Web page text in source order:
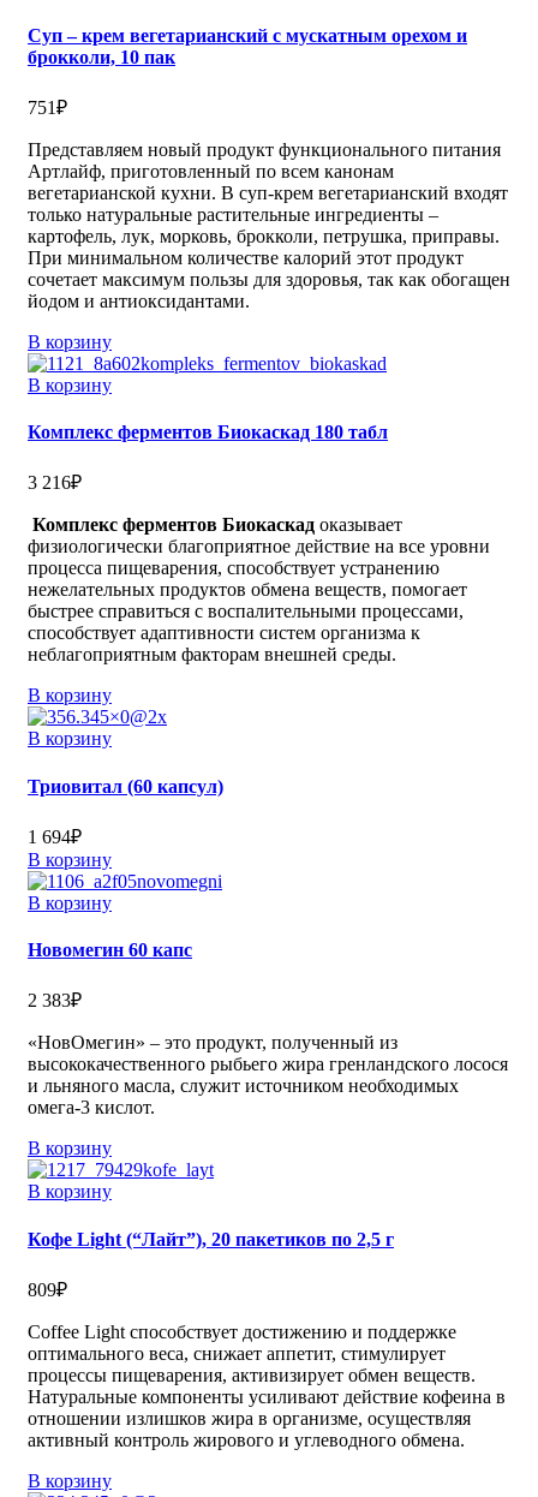
Суп – крем вегетарианский с мускатным орехом и
брокколи, 10 пак
751₽
Представляем новый продукт функционального питания
Артлайф, приготовленный по всем канонам
вегетарианской кухни. В суп-крем вегетарианский входят
только натуральные растительные ингредиенты –
картофель, лук, морковь, брокколи, петрушка, приправы.
При минимальном количестве калорий этот продукт
сочетает максимум пользы для здоровья, так как обогащен
йодом и антиоксидантами.
В корзину
В корзину
Комплекс ферментов Биокаскад 180 табл
3 216₽
Комплекс ферментов Биокаскад оказывает
физиологически благоприятное действие на все уровни
процесса пищеварения, способствует устранению
нежелательных продуктов обмена веществ, помогает
быстрее справиться с воспалительными процессами,
способствует адаптивности систем организма к
неблагоприятным факторам внешней среды.
В корзину
В корзину
Триовитал (60 капсул)
1 694₽
В корзину
В корзину
Новомегин 60 капс
2 383₽
«НовОмегин» – это продукт, полученный из
высококачественного рыбьего жира гренландского лосося
и льняного масла, служит источником необходимых
омега-3 кислот.
В корзину
В корзину
Кофе Light (“Лайт”), 20 пакетиков по 2,5 г
809₽
Coffee Light способствует достижению и поддержке
оптимального веса, снижает аппетит, стимулирует
процессы пищеварения, активизирует обмен веществ.
Натуральные компоненты усиливают действие кофеина в
отношении излишков жира в организме, осуществляя
активный контроль жирового и углеводного обмена.
В корзину